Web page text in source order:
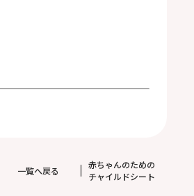
一覧へ戻る
赤ちゃんのための
チャイルドシート